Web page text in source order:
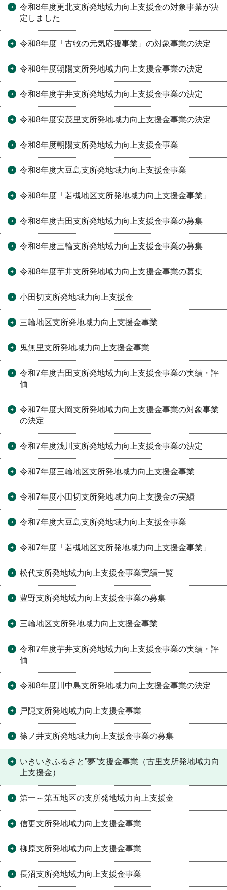
令和8年度更北支所発地域力向上支援金の対象事業が決
定しました
令和8年度「古牧の元気応援事業」の対象事業の決定
令和8年度朝陽支所発地域力向上支援金事業の決定
令和8年度芋井支所発地域力向上支援金事業の決定
令和8年度安茂里支所発地域力向上支援金事業の決定
令和8年度朝陽支所発地域力向上支援金事業
令和8年度大豆島支所発地域力向上支援金事業
令和8年度「若槻地区支所発地域力向上支援金事業」
令和8年度吉田支所発地域力向上支援金事業の募集
令和8年度三輪支所発地域力向上支援金事業の募集
令和8年度芋井支所発地域力向上支援金事業の募集
小田切支所発地域力向上支援金
三輪地区支所発地域力向上支援金事業
鬼無里支所発地域力向上支援金事業
令和7年度吉田支所発地域力向上支援金事業の実績・評
価
令和7年度大岡支所発地域力向上支援金事業の対象事業
の決定
令和7年度浅川支所発地域力向上支援金事業の決定
令和7年度三輪地区支所発地域力向上支援金事業
令和7年度小田切支所発地域力向上支援金の実績
令和7年度大豆島支所発地域力向上支援金事業
令和7年度「若槻地区支所発地域力向上支援金事業」
松代支所発地域力向上支援金事業実績一覧
豊野支所発地域力向上支援金事業の募集
三輪地区支所発地域力向上支援金事業
令和7年度芋井支所発地域力向上支援金事業の実績・評
価
令和8年度川中島支所発地域力向上支援金事業の決定
戸隠支所発地域力向上支援金事業
篠ノ井支所発地域力向上支援金事業の募集
いきいきふるさと”夢”支援金事業（古里支所発地域力向
上支援金）
第一～第五地区の支所発地域力向上支援金
信更支所発地域力向上支援金事業
柳原支所発地域力向上支援金事業
長沼支所発地域力向上支援金事業